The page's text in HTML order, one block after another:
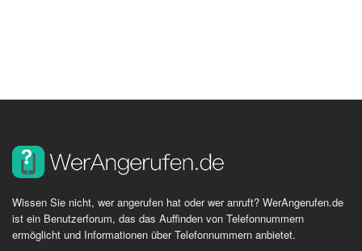
Wissen Sie nicht, wer angerufen hat oder wer anruft? WerAngerufen.de
ist ein Benutzerforum, das das Auffinden von Telefonnummern
ermöglicht und Informationen über Telefonnummern anbietet.